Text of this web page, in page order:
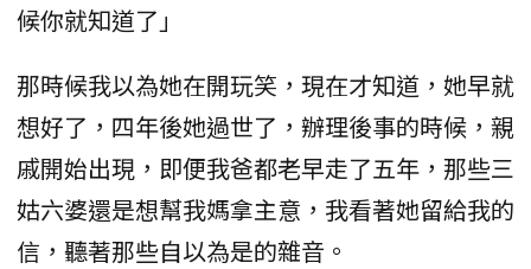
候你就知道了」
那時候我以為她在開玩笑，現在才知道，她早就
想好了，四年後她過世了，辦理後事的時候，親
戚開始出現，即便我爸都老早走了五年，那些三
姑六婆還是想幫我媽拿主意，我看著她留給我的
信，聽著那些自以為是的雜音。